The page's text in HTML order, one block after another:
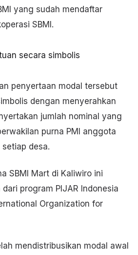
yang sudah mendaftar
SBMI.
penyertaan modal tersebut
dengan menyerahkan
jumlah nominal yang
purna PMI anggota
setiap desa.
SBMI Mart di Kaliwiro ini
program PIJAR Indonesia
Organization for
mendistribusikan modal awal